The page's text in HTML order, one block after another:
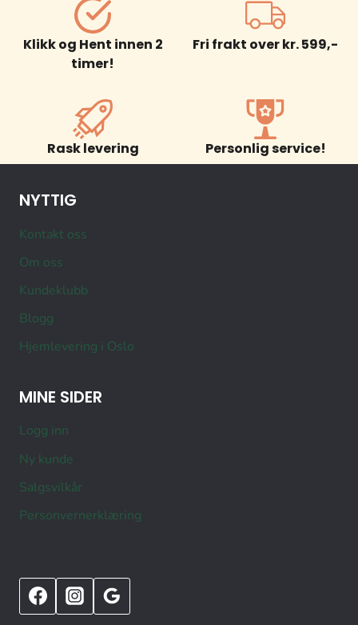
Klikk og Hent innen 2
timer!
Fri frakt over kr. 599,-
Rask levering Personlig service!
NYTTIG
Kontakt oss
Om oss
Kundeklubb
Blogg
Hjemlevering i Oslo
MINE SIDER
Logg inn
Ny kunde
Salgsvilkår
Personvernerklæring